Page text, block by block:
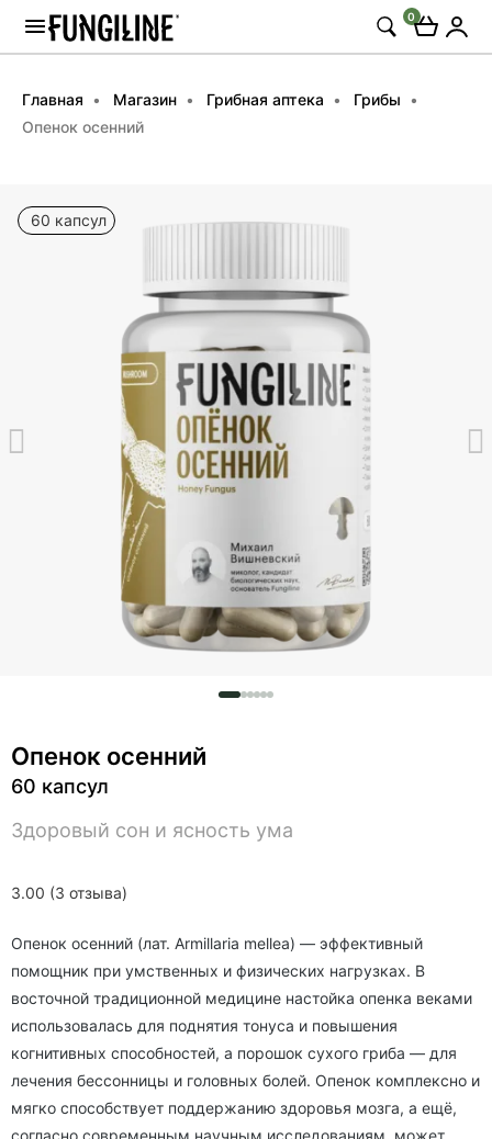
0
Главная Магазин Грибная аптека
Грибы
Опенок осенний
60 капсул
3.00 (3 отзыва)
Опенок осенний
60 капсул
Здоровый сон и ясность ума
Опенок осенний (лат. Armillaria mellea) — эффективный
помощник при умственных и физических нагрузках. В
восточной традиционной медицине настойка опенка веками
использовалась для поднятия тонуса и повышения
когнитивных способностей, а порошок сухого гриба — для
лечения бессонницы и головных болей. Опенок комплексно и
мягко способствует поддержанию здоровья мозга, а ещё,
согласно современным научным исследованиям, может